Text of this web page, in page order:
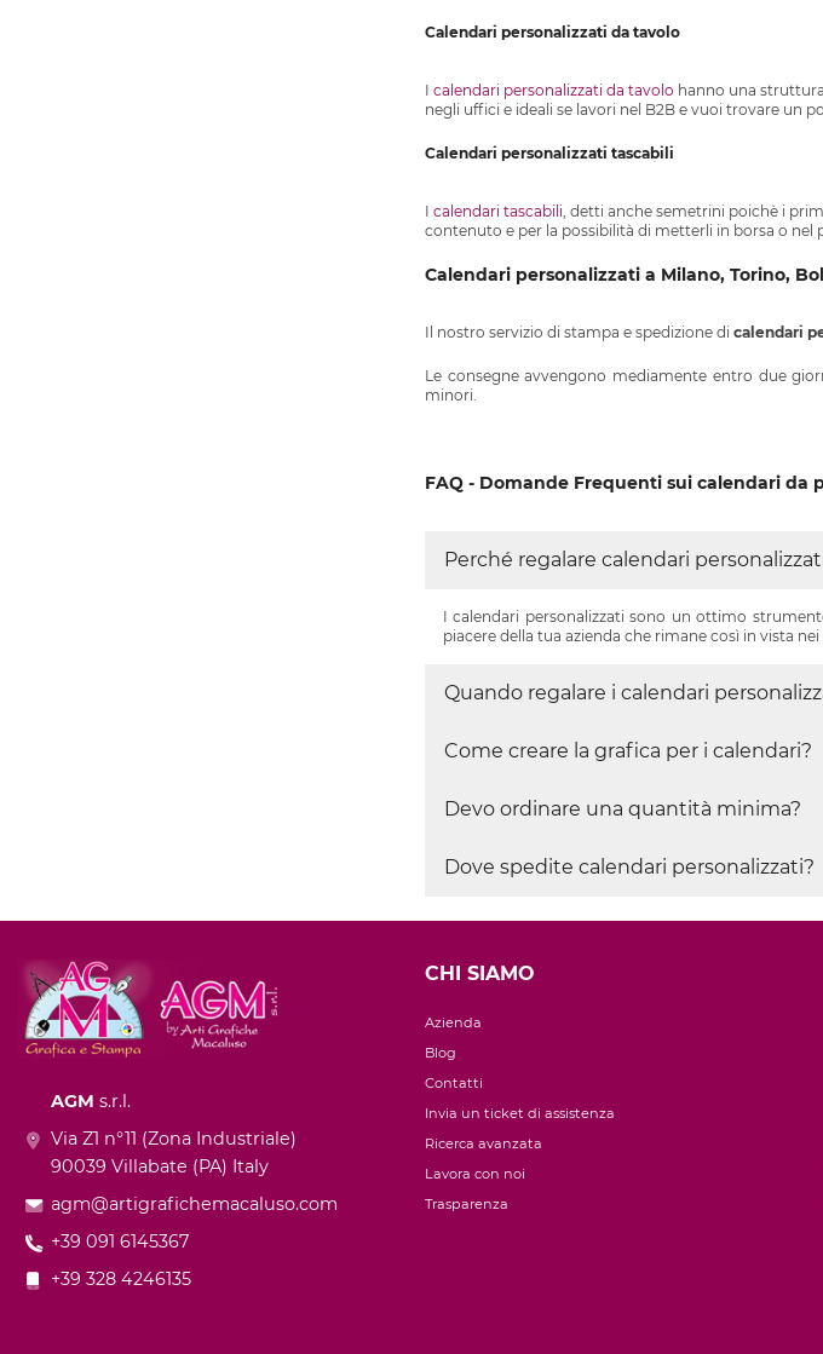
Calendari personalizzati da tavolo
Icalendari personalizzati da tavolo hanno una
negli uffici e ideali se lavori nel B2B e vuoi trovare un
Calendari personalizzati tascabili
Icalendari tascabili, detti anche semetrini poichè i
contenuto e per la possibilità di metterli in borsa o nel
Calendari personalizzati a Milano, Torino,
Il nostro servizio di stampa e spedizione di calendari
Le consegne avvengono mediamente entro due
minori.
FAQ - Domande Frequenti sui calendari da
Perché regalare calendari
I calendari personalizzati sono un ottimo
piacere della tua azienda che rimane così in vista
Quando regalare i calendari
Come creare la grafica per i calendari?
Devo ordinare una quantità minima?
Dove spedite calendari personalizzati?
AGM s.r.l.
Via Z1 n°11 (Zona Industriale)
90039 Villabate (PA) Italy
agm@artigrafichemacaluso.com
+39 091 6145367
+39 328 4246135
CHI SIAMO
Azienda
Blog
Contatti
Invia un ticket di assistenza
Ricerca avanzata
Lavora con noi
Trasparenza